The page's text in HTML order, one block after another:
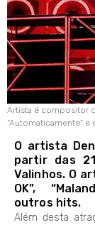
Artista é compositor
“Automaticamente” e
O artista
partir das
Valinhos. O
OK”,
outros hits.
Além desta